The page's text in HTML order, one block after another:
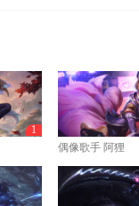
1
偶像歌手 阿狸